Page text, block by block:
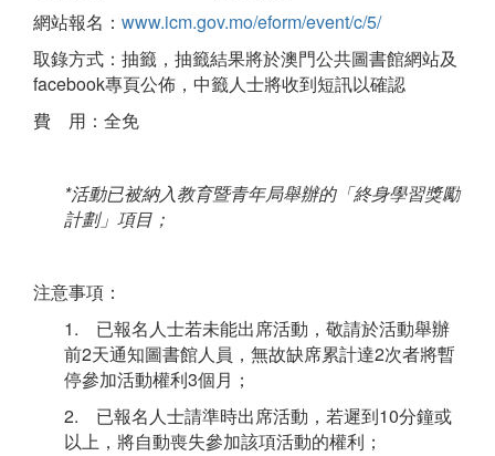
網站報名： www.icm.gov.mo/eform/event/c/5/
取錄方式：抽籤，抽籤結果將於澳門公共圖書館網站及
facebook專頁公佈，中籤人士將收到短訊以確認
費 用：全免
*活動已被納入教育暨青年局舉辦的「終身學習獎勵
計劃」項目；
注意事項：
1. 已報名人士若未能出席活動，敬請於活動舉辦
前2天通知圖書館人員，無故缺席累計達2次者將暫
停參加活動權利3個月；
2. 已報名人士請準時出席活動，若遲到10分鐘或
以上，將自動喪失參加該項活動的權利；